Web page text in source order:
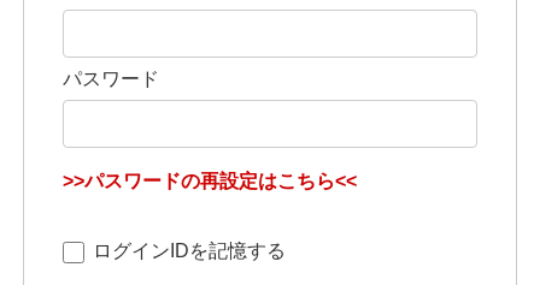
パスワード
>>パスワードの再設定はこちら<<
ログインIDを記憶する